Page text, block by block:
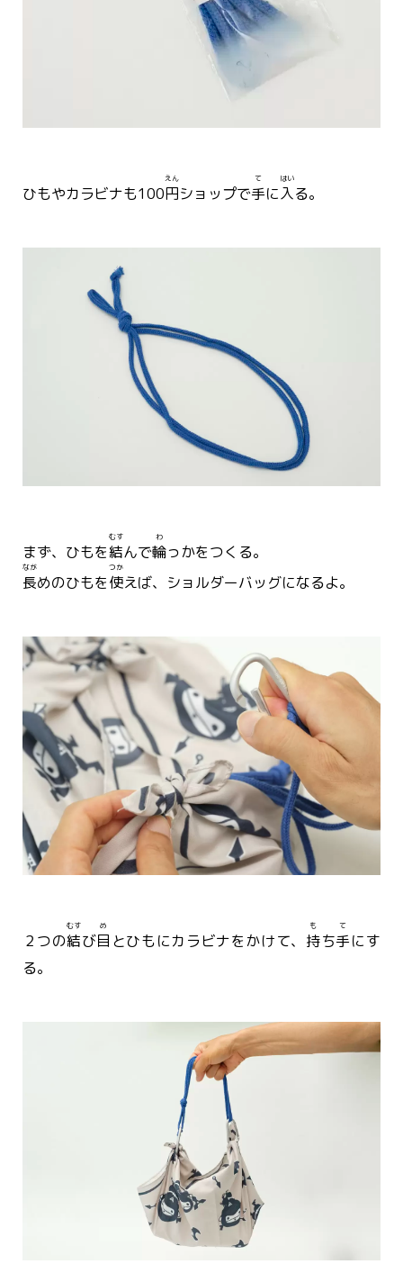
ひもやカラビナも100円
えん
ショップで手
て
に入
はい
る。
まず、ひもを結
むす
んで輪
わ
っかをつくる。
長
なが
めのひもを使
つか
えば、ショルダーバッグになるよ。
２つの結
むす
び目
め
とひもにカラビナをかけて、 持
も
ち手
て
にす
る。